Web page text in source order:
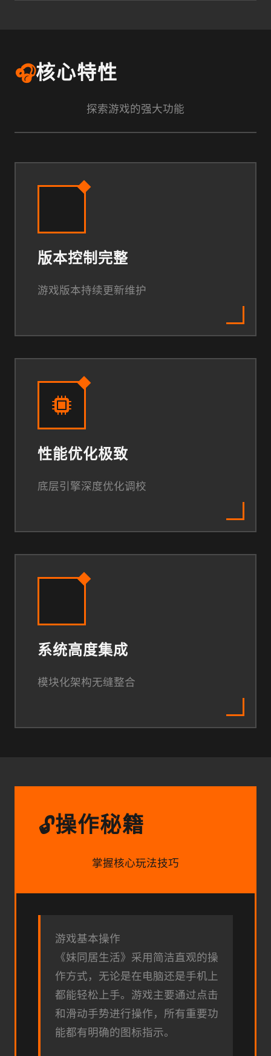
🎧核心特性
探索游戏的强大功能
版本控制完整
游戏版本持续更新维护
性能优化极致
底层引擎深度优化调校
系统高度集成
模块化架构无缝整合
🔓操作秘籍
掌握核心玩法技巧
游戏基本操作
《妹同居生活》采用简洁直观的操
作方式，无论是在电脑还是手机上
都能轻松上手。游戏主要通过点击
和滑动手势进行操作，所有重要功
能都有明确的图标指示。